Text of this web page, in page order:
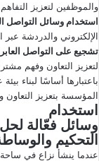
والموظفين لتعزيز التفاهم
استخدام وسائل التواصل
الإلكتروني والدردشة عبر
تشجيع على التواصل
لتعزيز التعاون وفهم
باعتبارها أساسًا لبناء
المؤسسة بتعزيز التعاون
استخدام
وسائل فعّالة لحل
التحكيم
عندما ينشأ نزاع في